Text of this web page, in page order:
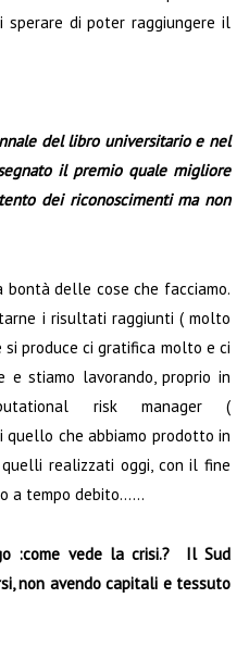
di poter raggiungere il
del libro universitario e nel
il premio quale migliore
dei riconoscimenti ma non
delle cose che facciamo.
i risultati raggiunti ( molto
si produce ci gratifica molto e ci
e stiamo lavorando, proprio in
risk manager (
quello che abbiamo prodotto in
realizzati oggi, con il fine
a tempo debito……
:come vede la crisi.? Il Sud
non avendo capitali e tessuto